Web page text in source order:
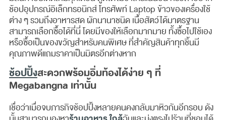
ช้อปอุปกรณ์อิเล็กทรอนิกส์ โทรศัพท์ Laptop ข้าวของเครื่องใช้
ต่าง ๆ รวมถึงอาหารสด ผักนานาชนิด เนื้อสัตว์ได้มาตรฐาน
สามารถเลือกซื้อได้ที่นี่ โดยมีของให้เลือกมากมาย ทั้งซื้อไปใช้เอง
หรือซื้อเป็นของขวัญสำหรับคนพิเศษ ที่สำคัญสินค้าทุกชิ้นมี
คุณภาพดีแถมราคาเป็นมิตรอีกต่างหาก
ช้อปปิ้งสะดวกพร้อมอิ่มท้องได้ง่าย ๆ ที่
Megabangna เท่านั้น
เชื่อว่าเมื่อจบภารกิจช้อปปิ้งหลายคนคงกลับมาหิวกันอีกรอบ ดัง